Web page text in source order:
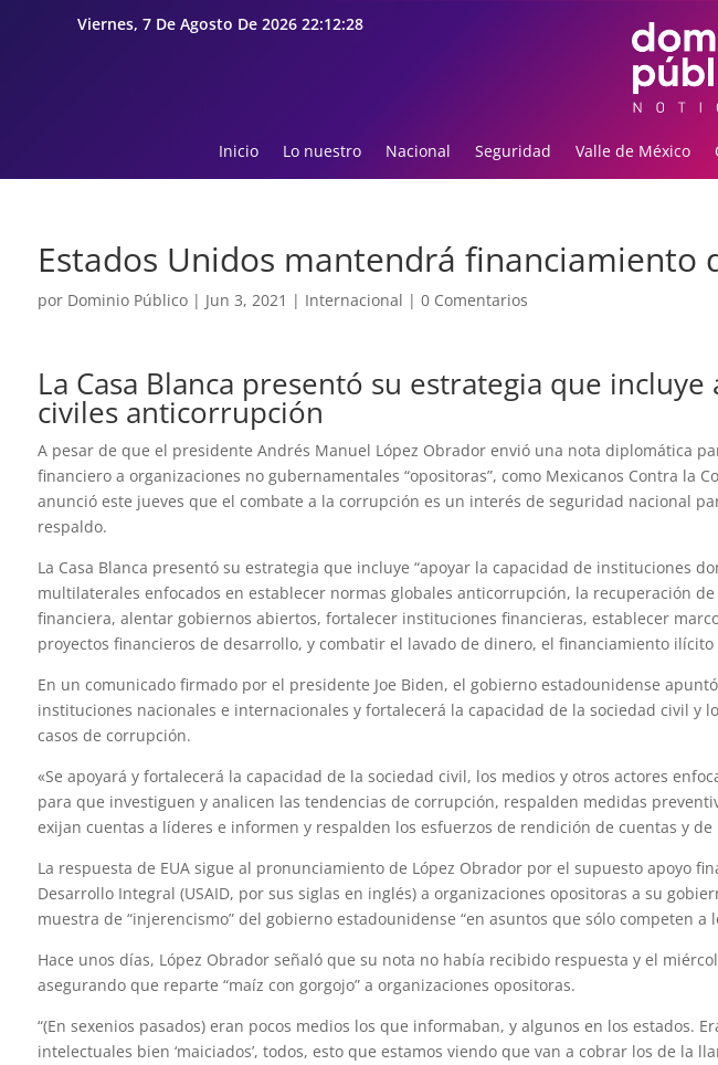
Viernes, 7 De Agosto De 2026 22:12:29
Inicio Lo nuestro Nacional Seguridad Valle de México
Estados Unidos mantendrá financiamiento
por Dominio Público| Jun 3, 2021 | Internacional | 0 Comentarios
La Casa Blanca presentó su estrategia que
civiles anticorrupción
A pesar de que el presidente Andrés Manuel López Obrador envió una nota diplomática
financiero a organizaciones no gubernamentales “opositoras”, como Mexicanos Contra la
anunció este jueves que el combate a la corrupción es un interés de seguridad nacional
respaldo.
La Casa Blanca presentó su estrategia que incluye “apoyar la capacidad de instituciones
multilaterales enfocados en establecer normas globales anticorrupción, la recuperación
financiera, alentar gobiernos abiertos, fortalecer instituciones financieras, establecer
proyectos financieros de desarrollo, y combatir el lavado de dinero, el financiamiento ilícito
En un comunicado firmado por el presidente Joe Biden, el gobierno estadounidense
instituciones nacionales e internacionales y fortalecerá la capacidad de la sociedad civil y
casos de corrupción.
«Se apoyará y fortalecerá la capacidad de la sociedad civil, los medios y otros actores
para que investiguen y analicen las tendencias de corrupción, respalden medidas
exijan cuentas a líderes e informen y respalden los esfuerzos de rendición de cuentas y de
La respuesta de EUA sigue al pronunciamiento de López Obrador por el supuesto apoyo
Desarrollo Integral (USAID, por sus siglas en inglés) a organizaciones opositoras a su
muestra de “injerencismo” del gobierno estadounidense “en asuntos que sólo competen a
Hace unos días, López Obrador señaló que su nota no había recibido respuesta y el
asegurando que reparte “maíz con gorgojo” a organizaciones opositoras.
“(En sexenios pasados) eran pocos medios los que informaban, y algunos en los estados.
intelectuales bien ‘maiciados’, todos, esto que estamos viendo que van a cobrar los de la